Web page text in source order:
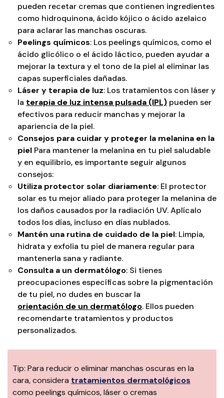
pueden recetar cremas que contienen ingredientes
como hidroquinona, ácido kójico o ácido azelaico
para aclarar las manchas oscuras.
Peelings químicos: Los peelings químicos, como el
ácido glicólico o el ácido láctico, pueden ayudar a
mejorar la textura y el tono de la piel al eliminar las
capas superficiales dañadas.
Láser y terapia de luz: Los tratamientos con láser y
la terapia de luz intensa pulsada (IPL) pueden ser
efectivos para reducir manchas y mejorar la
apariencia de la piel.
Consejos para cuidar y proteger la melanina en la
piel Para mantener la melanina en tu piel saludable
y en equilibrio, es importante seguir algunos
consejos:
Utiliza protector solar diariamente: El protector
solar es tu mejor aliado para proteger la melanina de
los daños causados por la radiación UV. Aplícalo
todos los días, incluso en días nublados.
Mantén una rutina de cuidado de la piel: Limpia,
hidrata y exfolia tu piel de manera regular para
mantenerla sana y radiante.
Consulta a un dermatólogo: Si tienes
preocupaciones específicas sobre la pigmentación
de tu piel, no dudes en buscar la
orientación de un dermatólogo. Ellos pueden
recomendarte tratamientos y productos
personalizados.
Tip: Para reducir o eliminar manchas oscuras en la
cara, considera tratamientos dermatológicos
como peelings químicos, láser o cremas